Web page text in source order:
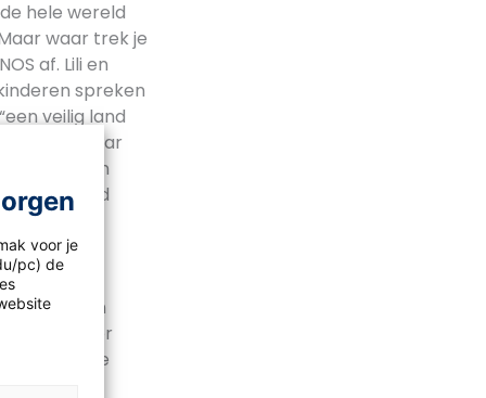
hele wereld
waar trek je
af. Lili en
spreken
veilig land
een jaar
mogen
Nederland
“Er zijn
terugkeer
te
voor je
pc) de